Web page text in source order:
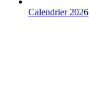
Calendrier 2026